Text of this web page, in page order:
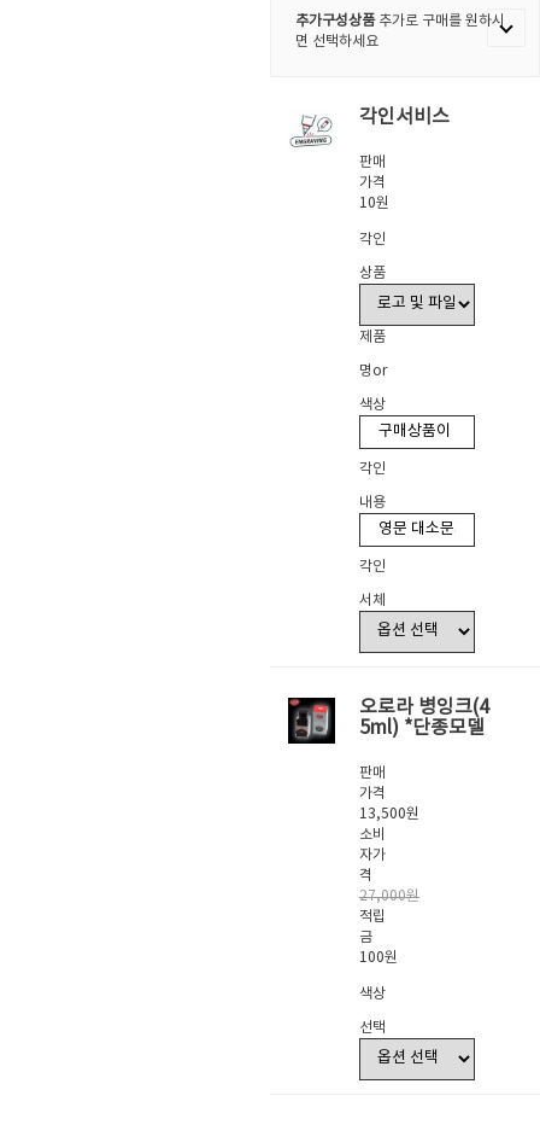
추가구성상품추가로 구매를 원하시
면 선택하세요
각인서비스
판매
가격
10원
각인
상품
제품
명or
색상
각인
내용
각인
서체
오로라 병잉크(4
5ml) *단종모델
판매
가격
13,500원
소비
자가
격
27,000원
적립
금
100원
색상
선택